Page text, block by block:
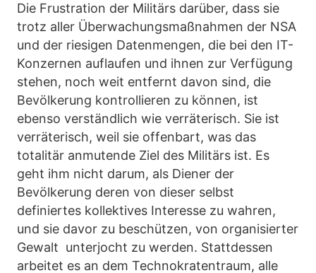
Die Frustration der Militärs darüber, dass sie
trotz aller Überwachungsmaßnahmen der NSA
und der riesigen Datenmengen, die bei den IT-
Konzernen auflaufen und ihnen zur Verfügung
stehen, noch weit entfernt davon sind, die
Bevölkerung kontrollieren zu können, ist
ebenso verständlich wie verräterisch. Sie ist
verräterisch, weil sie offenbart, was das
totalitär anmutende Ziel des Militärs ist. Es
geht ihm nicht darum, als Diener der
Bevölkerung deren von dieser selbst
definiertes kollektives Interesse zu wahren,
und sie davor zu beschützen, von organisierter
Gewalt unterjocht zu werden. Stattdessen
arbeitet es an dem Technokratentraum, alle